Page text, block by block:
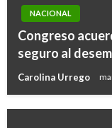
NACIONAL
Congreso
seguro al
Carolina Urrego